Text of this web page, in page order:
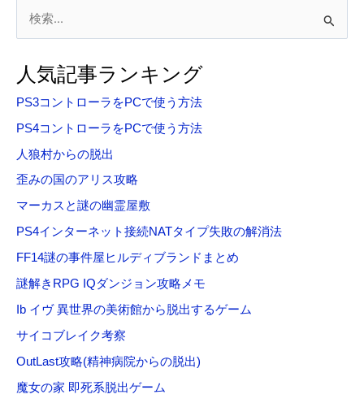
象
:
人気記事ランキング
PS3コントローラをPCで使う方法
PS4コントローラをPCで使う方法
人狼村からの脱出
歪みの国のアリス攻略
マーカスと謎の幽霊屋敷
PS4インターネット接続NATタイプ失敗の解消法
FF14謎の事件屋ヒルディブランドまとめ
謎解きRPG IQダンジョン攻略メモ
Ib イヴ 異世界の美術館から脱出するゲーム
サイコブレイク考察
OutLast攻略(精神病院からの脱出)
魔女の家 即死系脱出ゲーム